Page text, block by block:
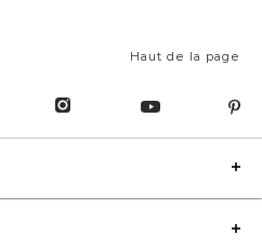
Haut de la page